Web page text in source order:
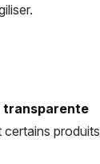
transparente
certains produits